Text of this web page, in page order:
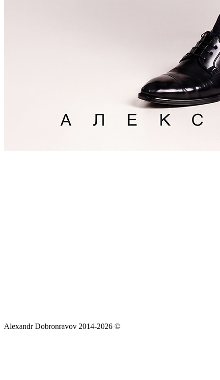
Alexandr Dobronravov 2014-2026 ©